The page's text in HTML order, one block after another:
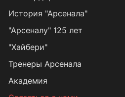
История "Арсенала"
"Арсеналу" 125 лет
"Хайбери"
Тренеры Арсенала
Академия